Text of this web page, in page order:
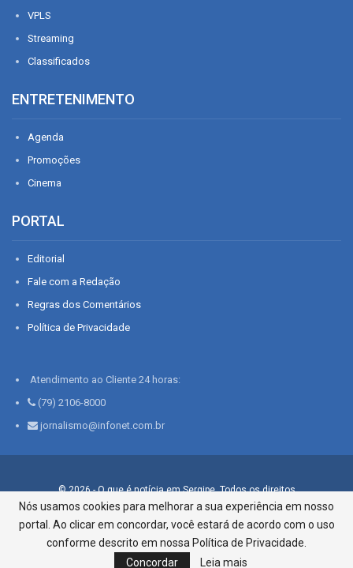
VPLS
Streaming
Classificados
ENTRETENIMENTO
Agenda
Promoções
Cinema
PORTAL
Editorial
Fale com a Redação
Regras dos Comentários
Política de Privacidade
Atendimento ao Cliente 24 horas:
(79) 2106-8000
jornalismo@infonet.com.br
© 2026 - O que é notícia em Sergipe. Todos os direitos
reservados.
Infonet - Rua Monsenhor Silveira 276, Bairro São José |
Aracaju-SE, CEP 49015-030, Fone: 79.2106.8000 - CI Centro de
Informações LTDA
Nós usamos cookies para melhorar a sua experiência em nosso
portal. Ao clicar em concordar, você estará de acordo com o uso
conforme descrito em nossa Política de Privacidade.
Concordar
Leia mais